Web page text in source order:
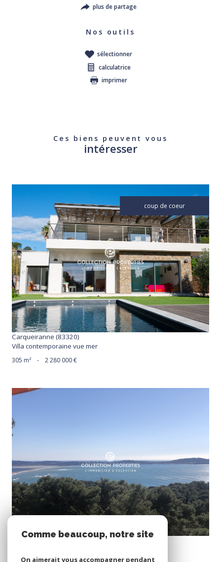
plus de partage
Nos outils
sélectionner
calculatrice
imprimer
Ces biens peuvent vous
intéresser
coup de coeur
voir le bien
Carqueiranne (83320)
Villa contemporaine vue mer
305 m² - 2 280 000 €
voir le bien
Hyères (83400)
Comme beaucoup, notre site
On aimerait vous accompagner pendant